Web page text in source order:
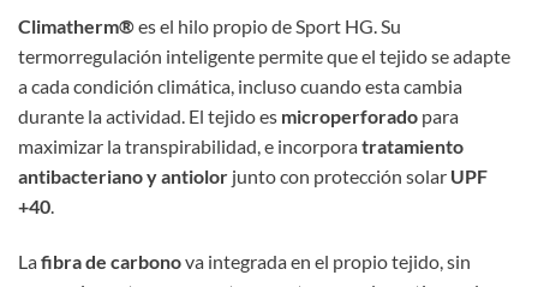
Climatherm®es el hilo propio de Sport HG. Su
termorregulación inteligente permite que el tejido se adapte
a cada condición climática, incluso cuando esta cambia
durante la actividad. El tejido es microperforado para
maximizar la transpirabilidad, e incorporatratamiento
antibacteriano y antiolor junto con protección solar UPF
+40.
Lafibra de carbonova integrada en el propio tejido, sin